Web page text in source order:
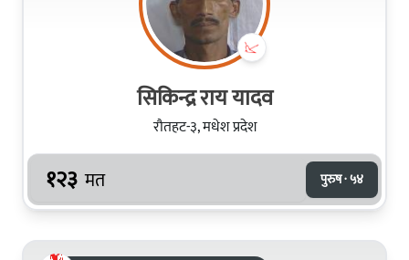
सिकिन्द्र राय यादव
रौतहट-३, मधेश प्रदेश
१२३ मत पुरुष · ५४